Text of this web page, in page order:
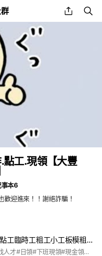
share
點工.現領【大豐
事本6
歡迎進來！！謝絕詐騙！
台中彰 -化南投日領現金點工臨時工粗工小工板模粗清打石綁鐵接料收料鐵工泥作水電管路配電清潔鐘點女生。
#應徵#聘請#徵才#找工作#找人才#日領#下班現領#現金領薪#工地#粗工#點工#臨時工#小工#板模#拆模#接料#收料#粗清#綁鐵#拆櫃#水電#打石#太陽能#弱電#輕隔間#裝潢#輕鋼架#系統櫃#木工#土水#泥作#土木#鐵工#西工#搬運工#打工#清潔工#電焊#焊工#植筋#拉線#配管#管路#派遣人力#長期工#短期工#人力調度#防火工程#人力資源#組裝